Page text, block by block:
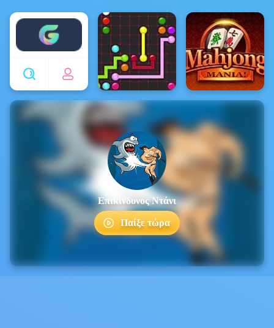
Enjoy4fun
Επικίνδυνος Ντάνι
Παίξε τώρα